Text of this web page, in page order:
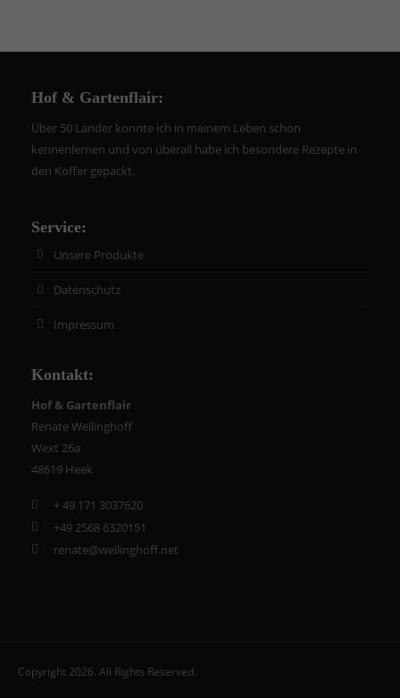
Hof & Gartenflair:
Über 50 Länder konnte ich in meinem Leben schon
kennenlernen und von überall habe ich besondere Rezepte in
den Koffer gepackt.
Service:
Unsere Produkte
Datenschutz
Impressum
Kontakt:
Hof & Gartenflair
Renate Weilinghoff
Wext 26a
48619 Heek
+ 49 171 3037620
+49 2568 6320151
renate@weilinghoff.net
Copyright 2026. All Rights Reserved.